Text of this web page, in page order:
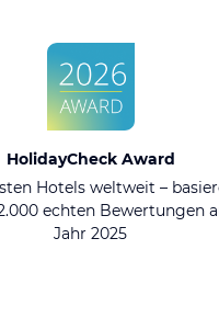
HolidayCheck Award
Hotels weltweit –
echten Bewertungen
Jahr 2025